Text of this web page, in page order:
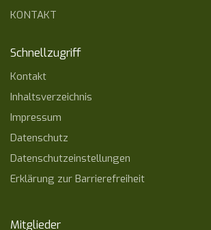
KONTAKT
Schnellzugriff
Kontakt
Inhaltsverzeichnis
Impressum
Datenschutz
Datenschutzeinstellungen
Erklärung zur Barrierefreiheit
Mitglieder